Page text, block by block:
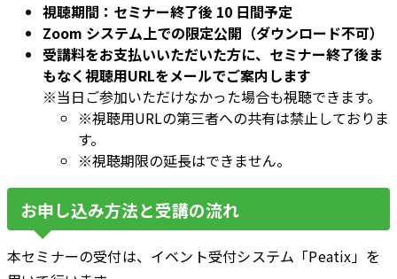
視聴期間：セミナー終了後 10 日間予定
Zoom システム上での限定公開（ダウンロード不可）
受講料をお支払いいただいた方に、セミナー終了後ま
もなく視聴用URLをメールでご案内します
※当日ご参加いただけなかった場合も視聴できます。
※視聴用URLの第三者への共有は禁止しておりま
す。
※視聴期限の延長はできません。
お申し込み方法と受講の流れ
本セミナーの受付は、イベント受付システム「Peatix」を